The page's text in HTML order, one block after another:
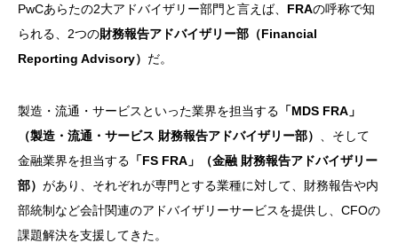
PwCあらたの2大アドバイザリー部門と言えば、 FRAの呼称で知
られる、 2つの財務報告アドバイザリー部（Financial
Reporting Advisory） だ。
製造・流通・サービスといった業界を担当する 「MDS FRA 」
（製造・流通・サービス 財務報告アドバイザリー部）
、そして
金融業界を担当する 「FS FRA 」（金融 財務報告アドバイザリー
部） があり、それぞれが専門とする業種に対して、財務報告や内
部統制など会計関連のアドバイザリーサービスを提供し、 CFOの
課題解決を支援してきた。